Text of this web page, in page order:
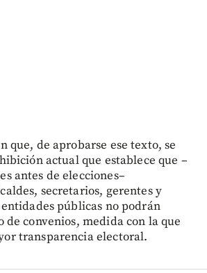
que, de aprobarse ese texto, se
actual que establece que –
antes de elecciones–
secretarios, gerentes y
públicas no podrán
de convenios, medida con la que
transparencia electoral.